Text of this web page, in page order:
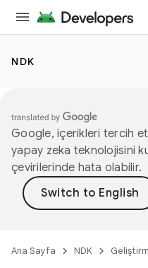
NDK
Google, içerikleri tercih
yapay zeka teknolojisini
çevirilerinde hata olabilir.
Ana Sayfa NDK